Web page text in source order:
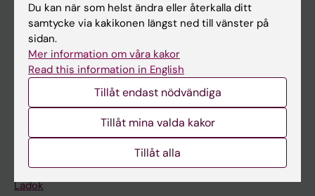
Forskning
Om KI
På gång
Nyheter
Student
Ladok
Du kan när som helst ändra eller återkalla ditt
samtycke via kakikonen längst ned till vänster på
sidan.
Mer information om våra kakor
Read this information in English
Tillåt endast nödvändiga
Tillåt mina valda kakor
Tillåt alla